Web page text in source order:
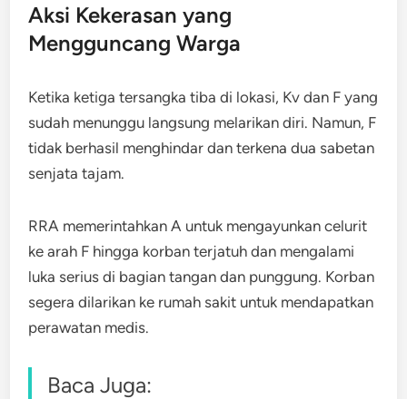
Aksi Kekerasan yang
Mengguncang Warga
Ketika ketiga tersangka tiba di lokasi, Kv dan F yang
sudah menunggu langsung melarikan diri. Namun, F
tidak berhasil menghindar dan terkena dua sabetan
senjata tajam.
RRA memerintahkan A untuk mengayunkan celurit
ke arah F hingga korban terjatuh dan mengalami
luka serius di bagian tangan dan punggung. Korban
segera dilarikan ke rumah sakit untuk mendapatkan
perawatan medis.
Baca Juga: